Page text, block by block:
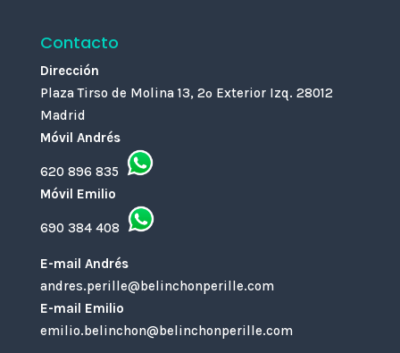
Contacto
Dirección
Plaza Tirso de Molina 13, 2º Exterior Izq. 28012
Madrid
Móvil Andrés
620 896 835
Móvil Emilio
690 384 408
E-mail Andrés
andres.perille@belinchonperille.com
E-mail Emilio
emilio.belinchon@belinchonperille.com